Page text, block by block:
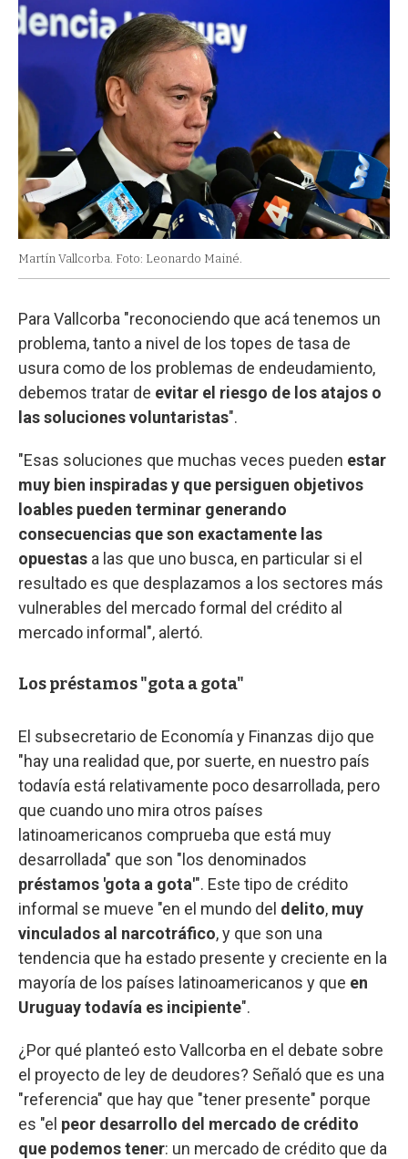
Martín Vallcorba. Foto: Leonardo Mainé.
Para Vallcorba "reconociendo que acá tenemos un
problema, tanto a nivel de los topes de tasa de
usura como de los problemas de endeudamiento,
debemos tratar de evitar el riesgo de los atajos o
las soluciones voluntaristas".
"Esas soluciones que muchas veces pueden estar
muy bien inspiradas y que persiguen objetivos
loables pueden terminar generando
consecuencias que son exactamente las
opuestas a las que uno busca, en particular si el
resultado es que desplazamos a los sectores más
vulnerables del mercado formal del crédito al
mercado informal", alertó.
Los préstamos "gota a gota"
El subsecretario de Economía y Finanzas dijo que
"hay una realidad que, por suerte, en nuestro país
todavía está relativamente poco desarrollada, pero
que cuando uno mira otros países
latinoamericanos comprueba que está muy
desarrollada" que son "los denominados
préstamos 'gota a gota'". Este tipo de crédito
informal se mueve "en el mundo del delito, muy
vinculados al narcotráfico, y que son una
tendencia que ha estado presente y creciente en la
mayoría de los países latinoamericanos y que en
Uruguay todavía es incipiente".
¿Por qué planteó esto Vallcorba en el debate sobre
el proyecto de ley de deudores? Señaló que es una
"referencia" que hay que "tener presente" porque
es "el peor desarrollo del mercado de crédito
que podemos tener: un mercado de crédito que da